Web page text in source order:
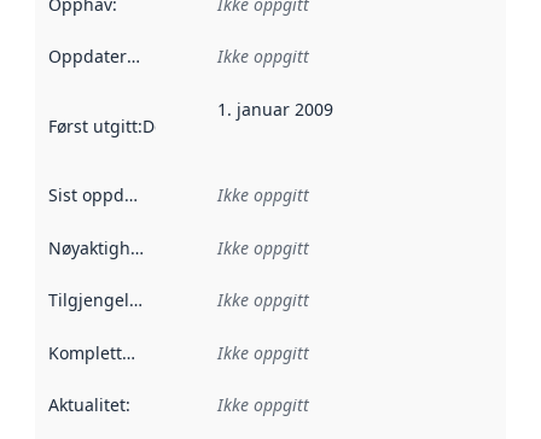
Oppdateringsfrekvens :
Ikke oppgitt
Først utgitt:Denne datoen sier når dataene i dette
1. januar 2009
Sist oppdatert Ikke oppgitt
Nøyaktighet Ikke oppgitt
Tilgjengelighet Ikke oppgitt
Kompletthet Ikke oppgitt
Aktualitet: Ikke oppgitt